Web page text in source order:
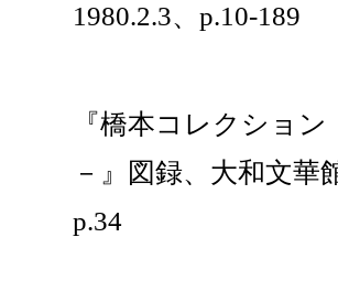
1980.2.3、p.10-189
『橋本コレクショ
－』図録、大和文華
p.34